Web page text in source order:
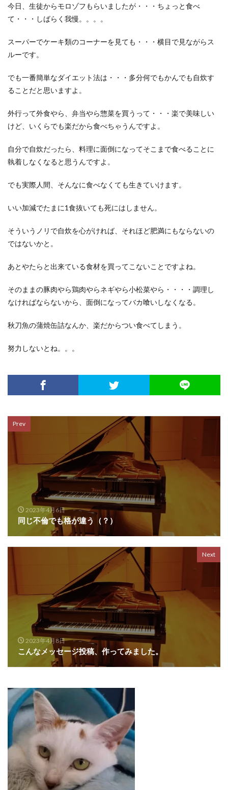
今日、生徒からモロゾフもらいましたが・・・ちょっと食べ
て・・・しばらく我慢。。。。
スーパーでケーキ類のコーナーを見ても・・・横目で見ながらス
ルーです。
でも一番簡単なダイエット法は・・・多分何でもかんでも自炊す
ることだと思いますよ。
外行って外食やら、弁当やら惣菜を買うって・・・楽で美味しい
けど、いくらでも楽だから食べちゃうんですよ。
自分で自炊だったら、料理に面倒になってそこまで食べることに
執着しなくなると思うんですよ。
でも実際人間、そんなに食べなくても生きていけます。
いい加減でたまに1食抜いても死にはしません。
そういうノリで自炊を心がければ、それほど肥満にもならないの
ではないかと。
あとやたらと出来ている食材を買ってこないことですよね。
そのままの豚肉やら鶏肉やらネギやら小松菜やら・・・・調理し
なければならないから、面倒になってバカ喰いしなくなる。
秋刀魚の蒲焼缶詰なんか、楽だからつい食べてしまう。
努力しないとね。。。
Prev
2023年4月6日
同じ不倫でも格が違う（？）
Next
2023年4月8日
こんなメッセージ投稿、作ってみました。